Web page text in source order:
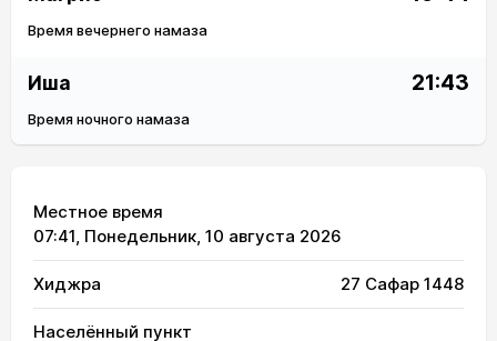
Время вечернего намаза
Иша 21:43
Время ночного намаза
Местное время
07:41, Понедельник, 10 августа 2026
Хиджра 27 Сафар 1448
Населённый пункт